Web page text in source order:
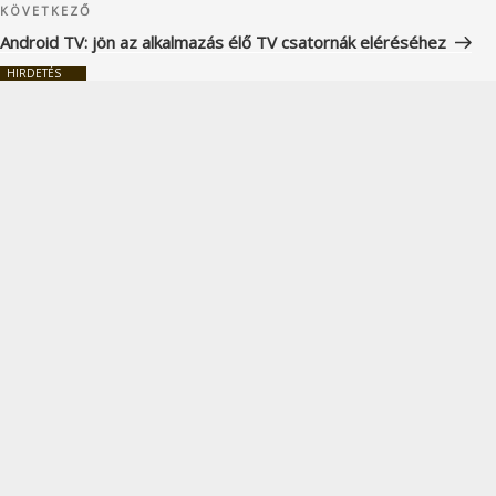
Következő
bejegyzés
KÖVETKEZŐ
Android TV: jön az alkalmazás élő TV csatornák eléréséhez
HIRDETÉS